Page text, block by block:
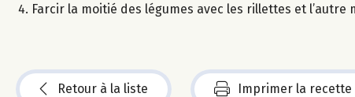
Farcir la moitié des légumes avec les rillettes et
Retour à la liste Imprimer la recette